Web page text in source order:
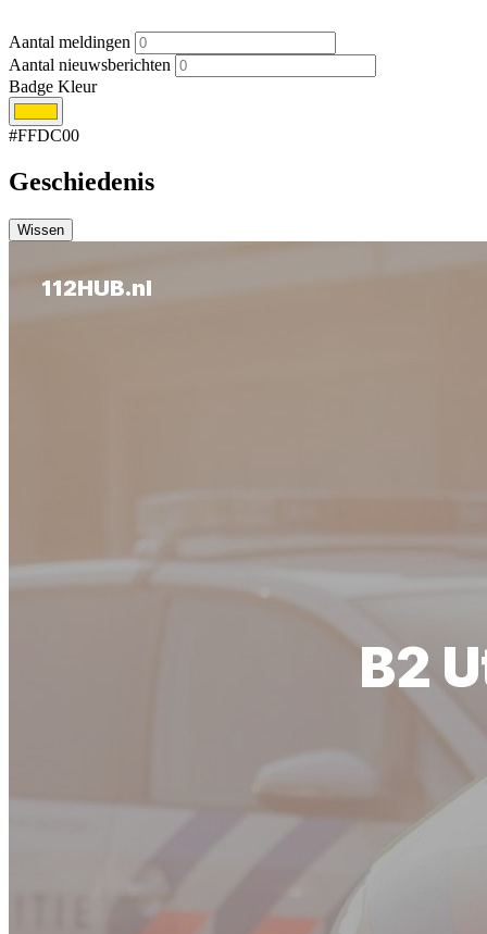
Aantal meldingen
Aantal nieuwsberichten
Badge Kleur
#FFDC00
Geschiedenis
Wissen